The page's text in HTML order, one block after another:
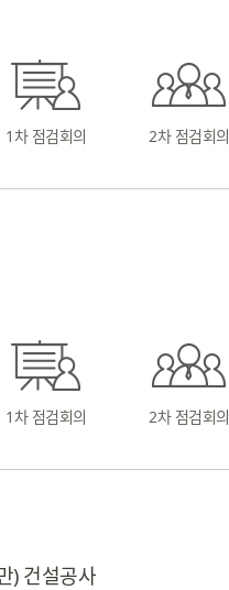
1차 점검회의 2차 점검회의
1차 점검회의 2차 점검회의
) 건설공사